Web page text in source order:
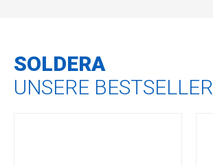
SOLDERA
UNSERE BESTSELLER